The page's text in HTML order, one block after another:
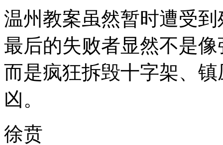
温州教案虽然暂时遭受
最后的失败者显然不是
而是疯狂拆毁十字架、
凶。
徐贲